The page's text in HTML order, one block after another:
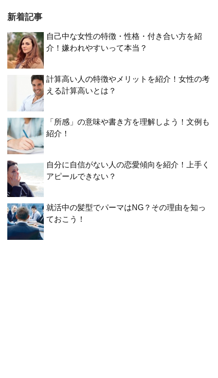
新着記事
自己中な女性の特徴・性格・付き合い方を紹
介！嫌われやすいって本当？
計算高い人の特徴やメリットを紹介！女性の考
える計算高いとは？
「所感」の意味や書き方を理解しよう！文例も
紹介！
自分に自信がない人の恋愛傾向を紹介！上手く
アピールできない？
就活中の髪型でパーマはNG？その理由を知っ
ておこう！